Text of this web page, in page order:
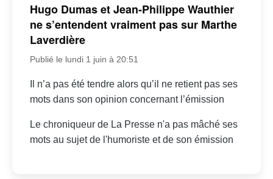
Hugo Dumas et Jean-Philippe Wauthier
ne s’entendent vraiment pas sur Marthe
Laverdière
Publié le lundi 1 juin à 20:51
Il n’a pas été tendre alors qu’il ne retient pas ses
mots dans son opinion concernant l’émission
Le chroniqueur de La Presse n'a pas mâché ses
mots au sujet de l'humoriste et de son émission